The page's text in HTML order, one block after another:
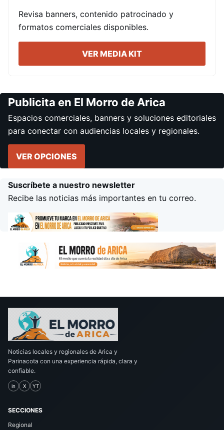
Revisa banners, contenido patrocinado y
formatos comerciales disponibles.
VER MEDIA KIT
Publicita en El Morro de Arica
Espacios comerciales, banners y soluciones editoriales
para conectar con audiencias locales y regionales.
VER OPCIONES
Suscríbete a nuestro newsletter
Recibe las noticias más importantes en tu correo.
Noticias locales y regionales de Arica y
Parinacota con una experiencia rápida, clara y
confiable.
in X YT
SECCIONES
Regional